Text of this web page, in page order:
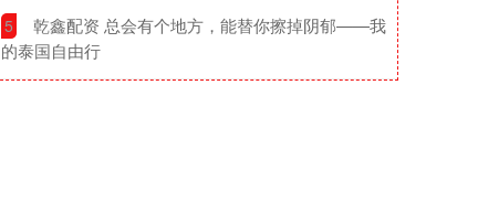
5
​乾鑫配资 总会有个地方，能替你擦掉阴郁——我
的泰国自由行